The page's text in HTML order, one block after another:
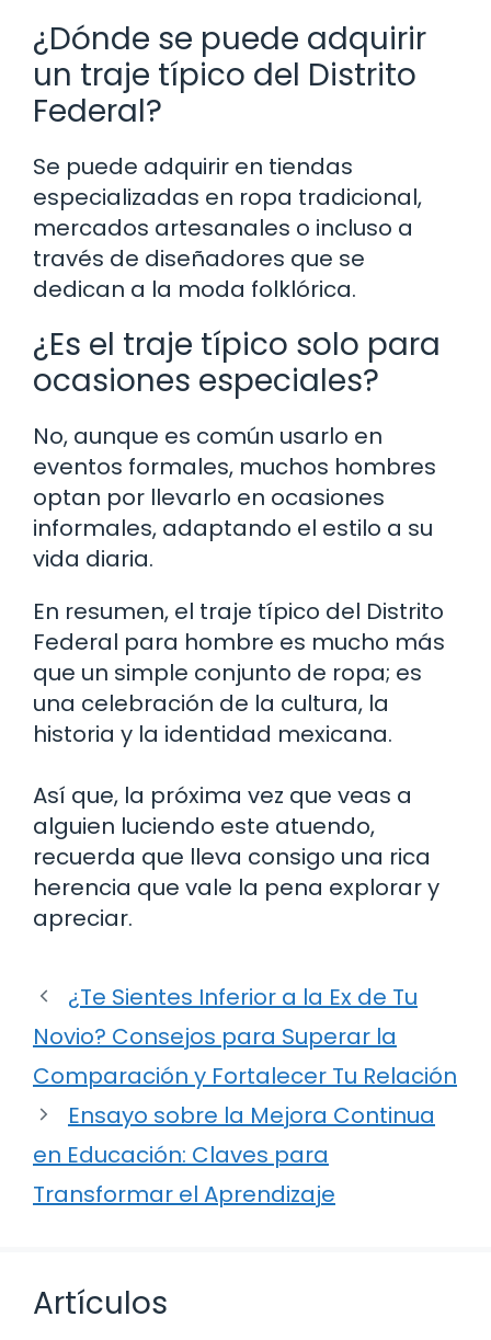
¿Dónde se puede adquirir
un traje típico del Distrito
Federal?
Se puede adquirir en tiendas
especializadas en ropa tradicional,
mercados artesanales o incluso a
través de diseñadores que se
dedican a la moda folklórica.
¿Es el traje típico solo para
ocasiones especiales?
No, aunque es común usarlo en
eventos formales, muchos hombres
optan por llevarlo en ocasiones
informales, adaptando el estilo a su
vida diaria.
En resumen, el traje típico del Distrito
Federal para hombre es mucho más
que un simple conjunto de ropa; es
una celebración de la cultura, la
historia y la identidad mexicana.
Así que, la próxima vez que veas a
alguien luciendo este atuendo,
recuerda que lleva consigo una rica
herencia que vale la pena explorar y
apreciar.
¿Te Sientes Inferior a la Ex de Tu
Novio? Consejos para Superar la
Comparación y Fortalecer Tu Relación
Ensayo sobre la Mejora Continua
en Educación: Claves para
Transformar el Aprendizaje
Artículos